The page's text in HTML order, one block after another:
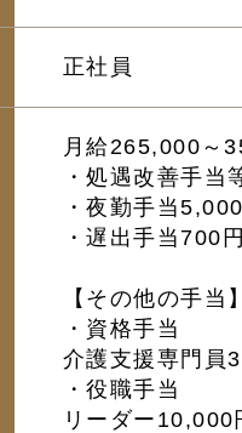
正社員
月給265,000～
・処遇改善手
・夜勤手当
・遅出手当700
【その他の手当】
・資格手当
介護支援専門員
・役職手当
リーダー10,000